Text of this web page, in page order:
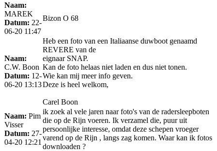
Naam:
MAREK
Datum: 22-
06-20 11:47
Bizon O 68
Naam:
C.W. Boon
Datum: 12-
06-20 13:13
Heb een foto van een Italiaanse duwboot genaamd
REVERE van de
eignaar SNAP.
Kan de foto helaas niet laden en dus niet tonen.
Wie kan mij meer info geven.
Deze is heel welkom,
Carel Boon
Naam: Pim
Visser
Datum: 27-
04-20 12:21
ik zoek al vele jaren naar foto's van de radersleepboten
die op de Rijn voeren. Ik verzamel die, puur uit
persoonlijke interesse, omdat deze schepen vroeger
varend op de Rijn , langs zag komen. Waar kan ik fotos
downloaden ?